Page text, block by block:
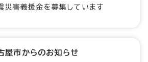
災害義援金を募集しています
屋市からのお知らせ